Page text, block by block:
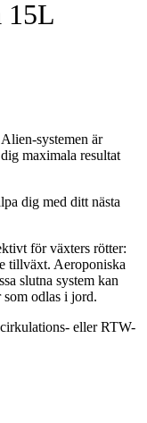
15L
systemen är
maximala resultat
dig med ditt nästa
för växters rötter:
tillväxt. Aeroponiska
slutna system kan
som odlas i jord.
eller RTW-